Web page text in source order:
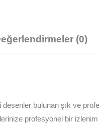
(0)
bulunan şık ve
profesyonel bir izlenim